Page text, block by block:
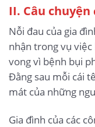
II. Câu
Nỗi đau của gia
nhận trong vụ
vong vì bệnh bụi
Đằng sau mỗi cái
mát của những
Gia đình của các